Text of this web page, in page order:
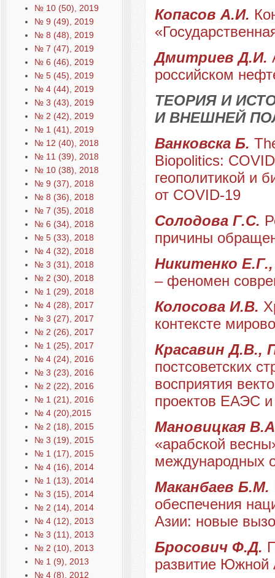
№ 10 (50), 2019
№ 9 (49), 2019
№ 8 (48), 2019
№ 7 (47), 2019
№ 6 (46), 2019
№ 5 (45), 2019
№ 4 (44), 2019
№ 3 (43), 2019
№ 2 (42), 2019
№ 1 (41), 2019
№ 12 (40), 2018
№ 11 (39), 2018
№ 10 (38), 2018
№ 9 (37), 2018
№ 8 (36), 2018
№ 7 (35), 2018
№ 6 (34), 2018
№ 5 (33), 2018
№ 4 (32), 2018
№ 3 (31), 2018
№ 2 (30), 2018
№ 1 (29), 2018
№ 4 (28), 2017
№ 3 (27), 2017
№ 2 (26), 2017
№ 1 (25), 2017
№ 4 (24), 2016
№ 3 (23), 2016
№ 2 (22), 2016
№ 1 (21), 2016
№ 4 (20),2015
№ 2 (18), 2015
№ 3 (19), 2015
№ 1 (17), 2015
№ 4 (16), 2014
№ 1 (13), 2014
№ 3 (15), 2014
№ 2 (14), 2014
№ 4 (12), 2013
№ 3 (11), 2013
№ 2 (10), 2013
№ 1 (9), 2013
№ 4 (8), 2012
Копасов А.И.
Дмитриев Д.И.
российском
ТЕОРИЯ И
И ВНЕШНЕЙ
Ванковска Б.
Biopolitics:
геополитикой и
от COVID-19
Солодова Г.С.
причины
Никитенко
– феномен
Колосова И.В.
контексте
Красавин Д.В.,
постсоветских
восприятия
проектов ЕАЭС
Мановицкая
«арабской
международных
Маканбаев Б.М.
обеспечения
Азии: новые
Бросович Ф.Д.
развитие Южной